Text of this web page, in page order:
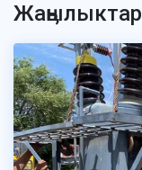
Жаӊылыктар